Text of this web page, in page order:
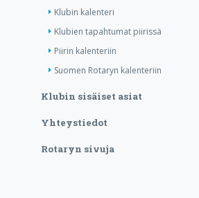
Klubin kalenteri
Klubien tapahtumat piirissä
Piirin kalenteriin
Suomen Rotaryn kalenteriin
Klubin sisäiset asiat
Yhteystiedot
Rotaryn sivuja